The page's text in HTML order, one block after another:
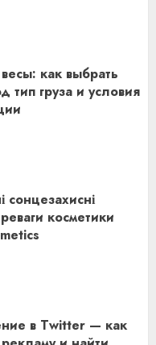
как выбрать
тип груза и условия
сонцезахисні
косметики
в Twitter — как